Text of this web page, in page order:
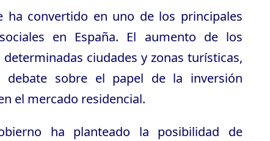
ha convertido en uno de los principales
en España. El aumento de los
ciudades y zonas turísticas,
debate sobre el papel de la inversión
el mercado residencial.
ha planteado la posibilidad de